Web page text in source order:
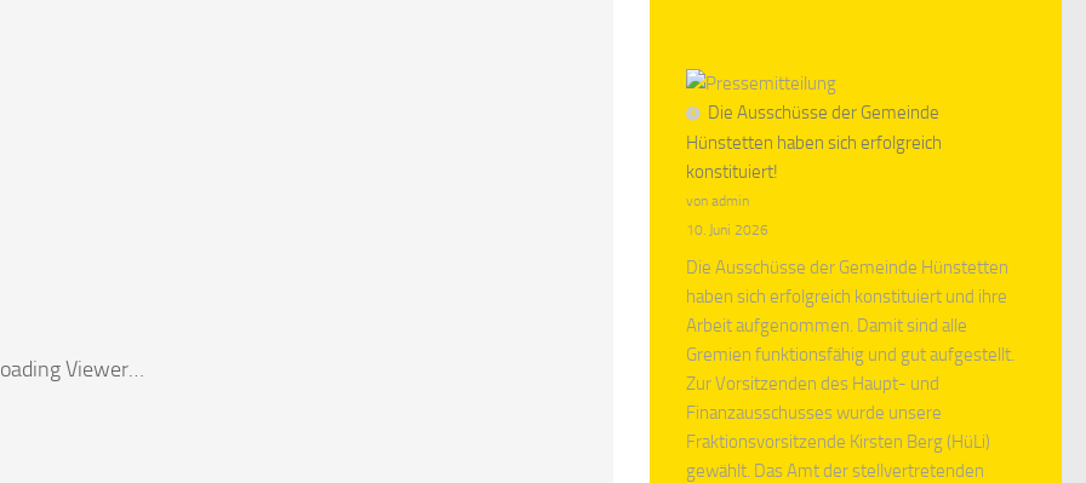
Viewer…
Die Ausschüsse der Gemeinde
Hünstetten haben sich erfolgreich
konstituiert!
von admin
10. Juni 2026
Die Ausschüsse der Gemeinde Hünstetten
haben sich erfolgreich konstituiert und ihre
Arbeit aufgenommen. Damit sind alle
Gremien funktionsfähig und gut aufgestellt.
Zur Vorsitzenden des Haupt- und
Finanzausschusses wurde unsere
Fraktionsvorsitzende Kirsten Berg (HüLi)
gewählt. Das Amt der stellvertretenden